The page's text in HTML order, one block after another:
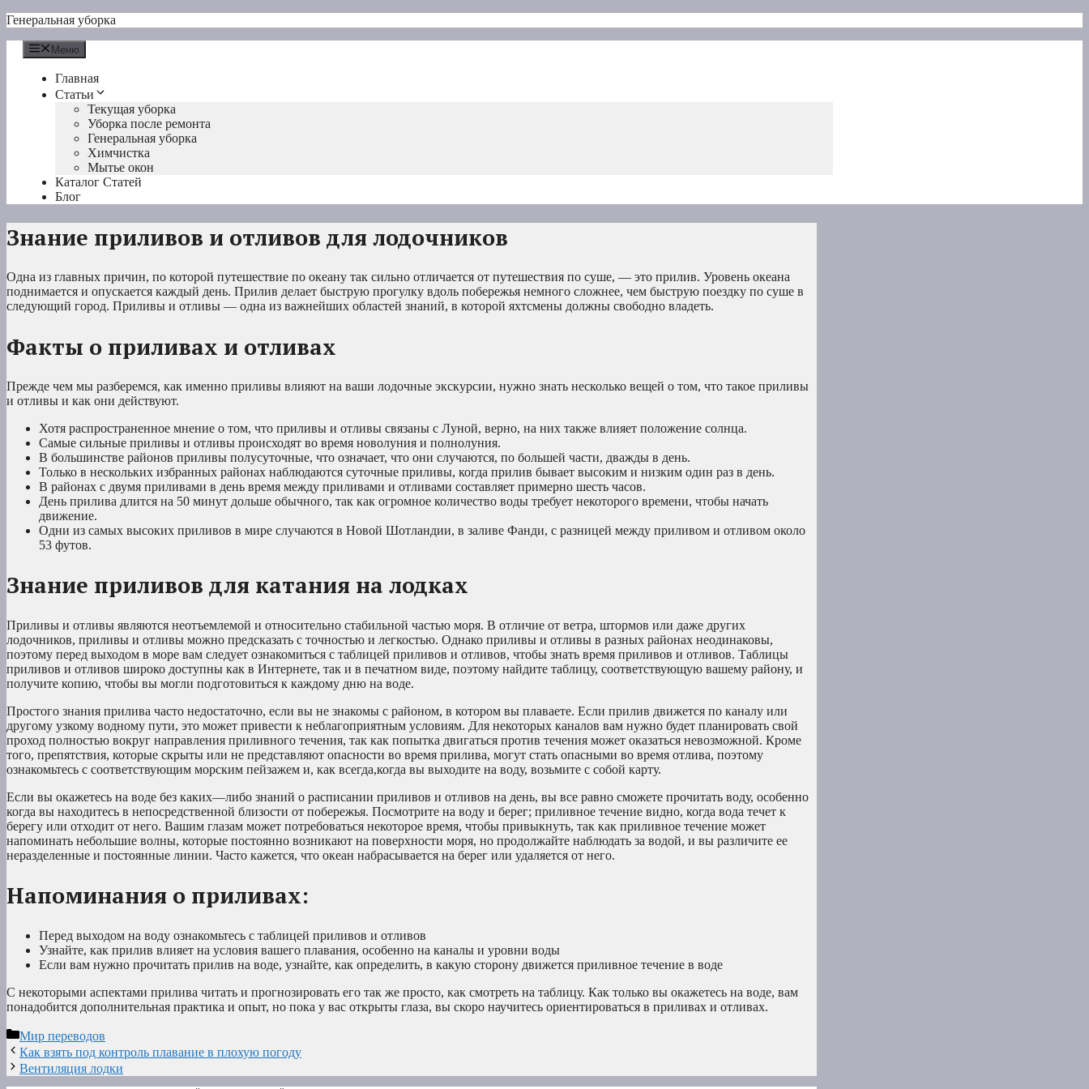
Перейти
содержимому
Генеральная уборка
Меню
Главная
Статьи
Текущая уборка
Уборка после ремонта
Генеральная уборка
Химчистка
Мытье окон
Каталог Статей
Блог
Знание приливов и отливов для лодочников
Одна из главных причин, по которой путешествие по океану так сильно отличается от путешествия по суше, — это прилив. Уровень океана
поднимается и опускается каждый день. Прилив делает быструю прогулку вдоль побережья немного сложнее, чем быструю поездку по суше в
следующий город. Приливы и отливы — одна из важнейших областей знаний, в которой яхтсмены должны свободно владеть.
Факты о приливах и отливах
Прежде чем мы разберемся, как именно приливы влияют на ваши лодочные экскурсии, нужно знать несколько вещей о том, что такое приливы
и отливы и как они действуют.
Хотя распространенное мнение о том, что приливы и отливы связаны с Луной, верно, на них также влияет положение солнца.
Самые сильные приливы и отливы происходят во время новолуния и полнолуния.
В большинстве районов приливы полусуточные, что означает, что они случаются, по большей части, дважды в день.
Только в нескольких избранных районах наблюдаются суточные приливы, когда прилив бывает высоким и низким один раз в день.
В районах с двумя приливами в день время между приливами и отливами составляет примерно шесть часов.
День прилива длится на 50 минут дольше обычного, так как огромное количество воды требует некоторого времени, чтобы начать
движение.
Одни из самых высоких приливов в мире случаются в Новой Шотландии, в заливе Фанди, с разницей между приливом и отливом около
53 футов.
Знание приливов для катания на лодках
Приливы и отливы являются неотъемлемой и относительно стабильной частью моря. В отличие от ветра, штормов или даже других
лодочников, приливы и отливы можно предсказать с точностью и легкостью. Однако приливы и отливы в разных районах неодинаковы,
поэтому перед выходом в море вам следует ознакомиться с таблицей приливов и отливов, чтобы знать время приливов и отливов. Таблицы
приливов и отливов широко доступны как в Интернете, так и в печатном виде, поэтому найдите таблицу, соответствующую вашему району, и
получите копию, чтобы вы могли подготовиться к каждому дню на воде.
Простого знания прилива часто недостаточно, если вы не знакомы с районом, в котором вы плаваете. Если прилив движется по каналу или
другому узкому водному пути, это может привести к неблагоприятным условиям. Для некоторых каналов вам нужно будет планировать свой
проход полностью вокруг направления приливного течения, так как попытка двигаться против течения может оказаться невозможной. Кроме
того, препятствия, которые скрыты или не представляют опасности во время прилива, могут стать опасными во время отлива, поэтому
ознакомьтесь с соответствующим морским пейзажем и, как всегда,когда вы выходите на воду, возьмите с собой карту.
Если вы окажетесь на воде без каких—либо знаний о расписании приливов и отливов на день, вы все равно сможете прочитать воду, особенно
когда вы находитесь в непосредственной близости от побережья. Посмотрите на воду и берег; приливное течение видно, когда вода течет к
берегу или отходит от него. Вашим глазам может потребоваться некоторое время, чтобы привыкнуть, так как приливное течение может
напоминать небольшие волны, которые постоянно возникают на поверхности моря, но продолжайте наблюдать за водой, и вы различите ее
неразделенные и постоянные линии. Часто кажется, что океан набрасывается на берег или удаляется от него.
Напоминания о приливах:
Перед выходом на воду ознакомьтесь с таблицей приливов и отливов
Узнайте, как прилив влияет на условия вашего плавания, особенно на каналы и уровни воды
Если вам нужно прочитать прилив на воде, узнайте, как определить, в какую сторону движется приливное течение в воде
С некоторыми аспектами прилива читать и прогнозировать его так же просто, как смотреть на таблицу. Как только вы окажетесь на воде, вам
понадобится дополнительная практика и опыт, но пока у вас открыты глаза, вы скоро научитесь ориентироваться в приливах и отливах.
Рубрики
Мир переводов
Как взять под контроль плавание в плохую погоду
Вентиляция лодки